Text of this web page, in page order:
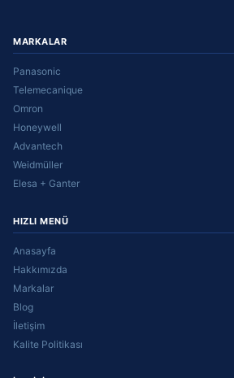
MARKALAR
Panasonic
Telemecanique
Omron
Honeywell
Advantech
Weidmüller
Elesa + Ganter
HIZLI MENÜ
Anasayfa
Hakkımızda
Markalar
Blog
İletişim
Kalite Politikası